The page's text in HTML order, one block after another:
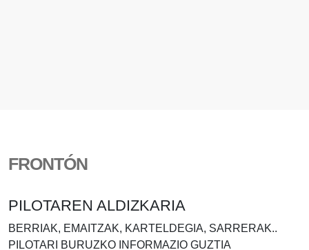
FRONTÓN
PILOTAREN ALDIZKARIA
BERRIAK, EMAITZAK, KARTELDEGIA, SARRERAK..
PILOTARI BURUZKO INFORMAZIO GUZTIA